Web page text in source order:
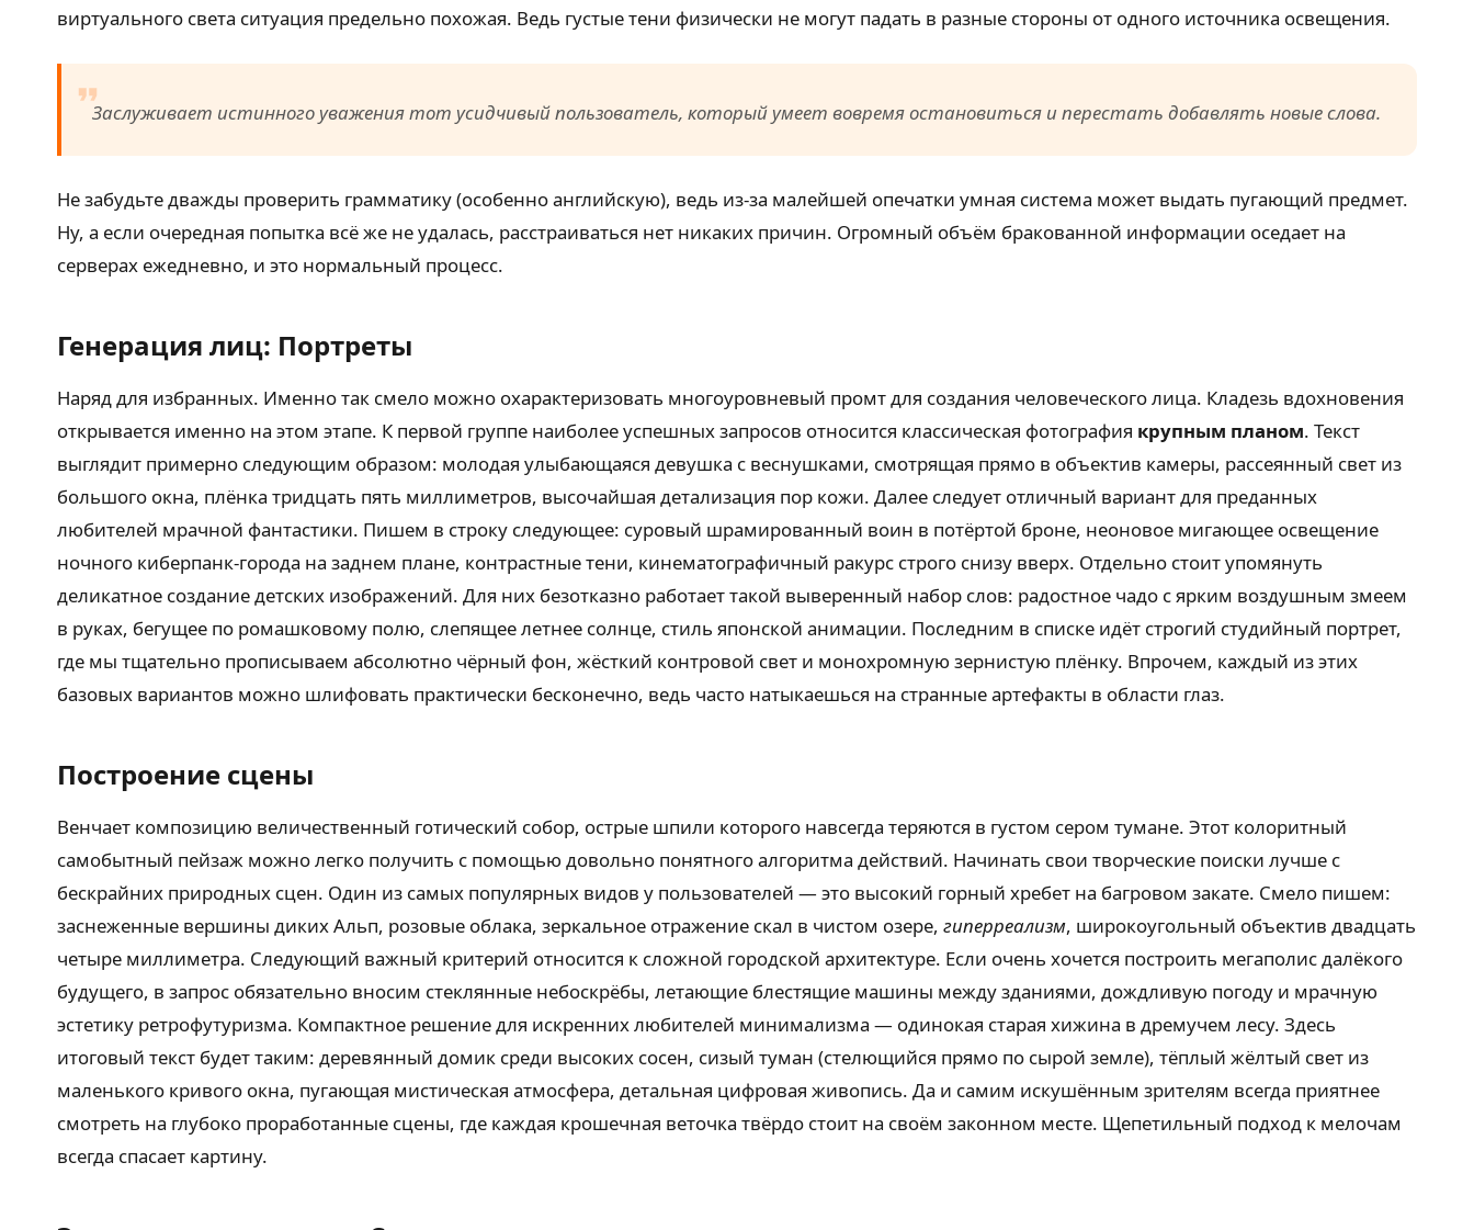
виртуального света ситуация предельно похожая. Ведь густые тени физически не могут падать в разные стороны от одного источника освещения.
Заслуживает истинного уважения тот усидчивый пользователь, который умеет вовремя остановиться и перестать добавлять новые слова.
Не забудьте дважды проверить грамматику (особенно английскую), ведь из-за малейшей опечатки умная система может выдать пугающий предмет.
Ну, а если очередная попытка всё же не удалась, расстраиваться нет никаких причин. Огромный объём бракованной информации оседает на
серверах ежедневно, и это нормальный процесс.
Генерация лиц: Портреты
Наряд для избранных. Именно так смело можно охарактеризовать многоуровневый промт для создания человеческого лица. Кладезь вдохновения
открывается именно на этом этапе. К первой группе наиболее успешных запросов относится классическая фотография крупным планом. Текст
выглядит примерно следующим образом: молодая улыбающаяся девушка с веснушками, смотрящая прямо в объектив камеры, рассеянный свет из
большого окна, плёнка тридцать пять миллиметров, высочайшая детализация пор кожи. Далее следует отличный вариант для преданных
любителей мрачной фантастики. Пишем в строку следующее: суровый шрамированный воин в потёртой броне, неоновое мигающее освещение
ночного киберпанк-города на заднем плане, контрастные тени, кинематографичный ракурс строго снизу вверх. Отдельно стоит упомянуть
деликатное создание детских изображений. Для них безотказно работает такой выверенный набор слов: радостное чадо с ярким воздушным змеем
в руках, бегущее по ромашковому полю, слепящее летнее солнце, стиль японской анимации. Последним в списке идёт строгий студийный портрет,
где мы тщательно прописываем абсолютно чёрный фон, жёсткий контровой свет и монохромную зернистую плёнку. Впрочем, каждый из этих
базовых вариантов можно шлифовать практически бесконечно, ведь часто натыкаешься на странные артефакты в области глаз.
Построение сцены
Венчает композицию величественный готический собор, острые шпили которого навсегда теряются в густом сером тумане. Этот колоритный
самобытный пейзаж можно легко получить с помощью довольно понятного алгоритма действий. Начинать свои творческие поиски лучше с
бескрайних природных сцен. Один из самых популярных видов у пользователей — это высокий горный хребет на багровом закате. Смело пишем:
заснеженные вершины диких Альп, розовые облака, зеркальное отражение скал в чистом озере, гиперреализм, широкоугольный объектив двадцать
четыре миллиметра. Следующий важный критерий относится к сложной городской архитектуре. Если очень хочется построить мегаполис далёкого
будущего, в запрос обязательно вносим стеклянные небоскрёбы, летающие блестящие машины между зданиями, дождливую погоду и мрачную
эстетику ретрофутуризма. Компактное решение для искренних любителей минимализма — одинокая старая хижина в дремучем лесу. Здесь
итоговый текст будет таким: деревянный домик среди высоких сосен, сизый туман (стелющийся прямо по сырой земле), тёплый жёлтый свет из
маленького кривого окна, пугающая мистическая атмосфера, детальная цифровая живопись. Да и самим искушённым зрителям всегда приятнее
смотреть на глубоко проработанные сцены, где каждая крошечная веточка твёрдо стоит на своём законном месте. Щепетильный подход к мелочам
всегда спасает картину.